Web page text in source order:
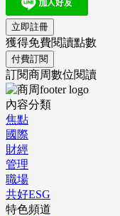
立即註冊
獲得免費閱讀點數
付費訂閱
訂閱商周數位閱讀
內容分類
焦點
國際
財經
管理
職場
共好ESG
特色頻道